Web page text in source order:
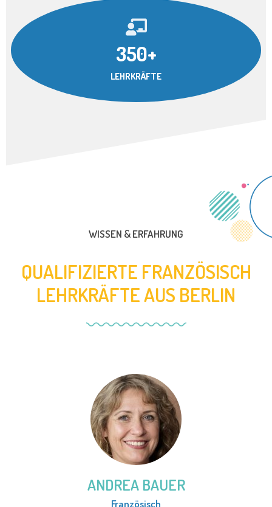
350+
LEHRKRÄFTE
WISSEN & ERFAHRUNG
QUALIFIZIERTE FRANZÖSISCH
LEHRKRÄFTE AUS BERLIN
ANDREA BAUER
Französisch